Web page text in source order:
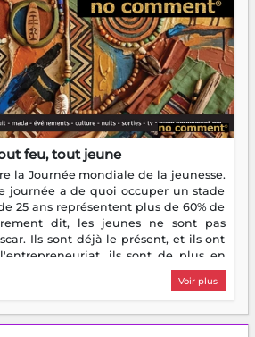
feu, tout jeune
la Journée mondiale de la jeunesse.
journée a de quoi occuper un stade
25 ans représentent plus de 60% de
dit, les jeunes ne sont pas
Ils sont déjà le présent, et ils ont
l'entrepreneuriat, ils sont de plus en
lancer, à créer, à risquer — souvent
sans aide, mais toujours avec cette
Voir plus